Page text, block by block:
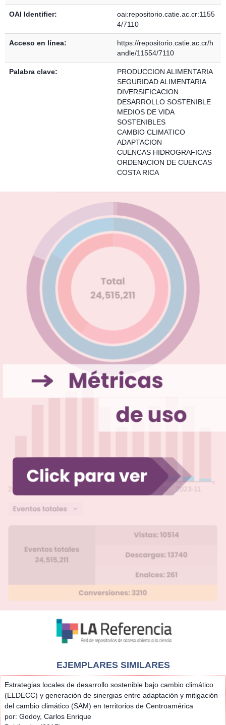
OAI Identifier:
oai:repositorio.catie.ac.cr:1155
4/7110
Acceso en línea:
https://repositorio.catie.ac.cr/h
andle/11554/7110
Palabra clave:
PRODUCCION ALIMENTARIA
SEGURIDAD ALIMENTARIA
DIVERSIFICACION
DESARROLLO SOSTENIBLE
MEDIOS DE VIDA
SOSTENIBLES
CAMBIO CLIMATICO
ADAPTACION
CUENCAS HIDROGRAFICAS
ORDENACION DE CUENCAS
COSTA RICA
EJEMPLARES SIMILARES
Estrategias locales de desarrollo sostenible bajo cambio climático
(ELDECC) y generación de sinergias entre adaptación y mitigación
del cambio climático (SAM) en territorios de Centroamérica
por: Godoy, Carlos Enrique